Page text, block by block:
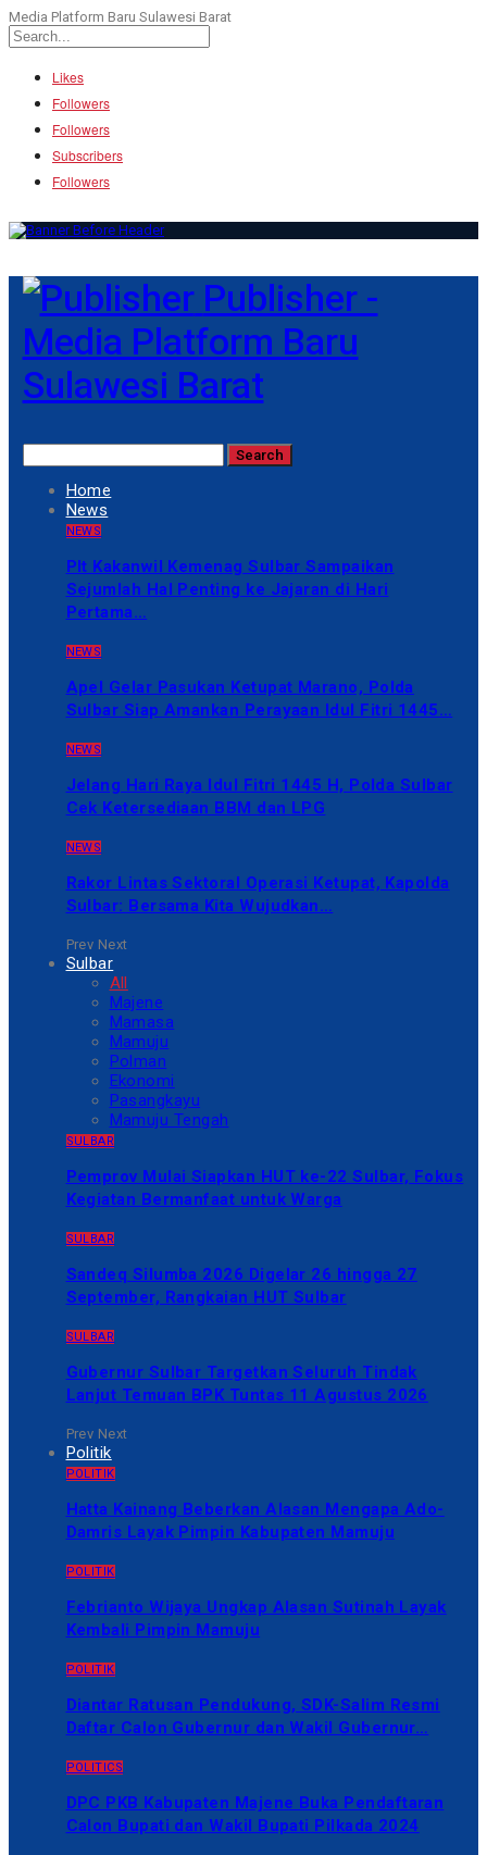
Media Platform Baru Sulawesi Barat
Likes
Followers
Followers
Subscribers
Followers
Publisher -
Media Platform Baru
Sulawesi Barat
Home
News
NEWS
Plt Kakanwil Kemenag Sulbar Sampaikan
Sejumlah Hal Penting ke Jajaran di Hari
Pertama…
NEWS
Apel Gelar Pasukan Ketupat Marano, Polda
Sulbar Siap Amankan Perayaan Idul Fitri 1445…
NEWS
Jelang Hari Raya Idul Fitri 1445 H, Polda Sulbar
Cek Ketersediaan BBM dan LPG
NEWS
Rakor Lintas Sektoral Operasi Ketupat, Kapolda
Sulbar: Bersama Kita Wujudkan…
Prev Next
Sulbar
All
Majene
Mamasa
Mamuju
Polman
Ekonomi
Pasangkayu
Mamuju Tengah
SULBAR
Pemprov Mulai Siapkan HUT ke-22 Sulbar, Fokus
Kegiatan Bermanfaat untuk Warga
SULBAR
Sandeq Silumba 2026 Digelar 26 hingga 27
September, Rangkaian HUT Sulbar
SULBAR
Gubernur Sulbar Targetkan Seluruh Tindak
Lanjut Temuan BPK Tuntas 11 Agustus 2026
Prev Next
Politik
POLITIK
Hatta Kainang Beberkan Alasan Mengapa Ado-
Damris Layak Pimpin Kabupaten Mamuju
POLITIK
Febrianto Wijaya Ungkap Alasan Sutinah Layak
Kembali Pimpin Mamuju
POLITIK
Diantar Ratusan Pendukung, SDK-Salim Resmi
Daftar Calon Gubernur dan Wakil Gubernur…
POLITICS
DPC PKB Kabupaten Majene Buka Pendaftaran
Calon Bupati dan Wakil Bupati Pilkada 2024